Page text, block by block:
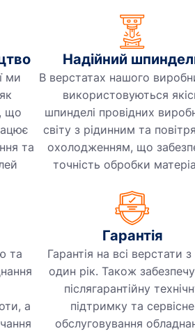
ми
що
та
Надійний
В верстатах нашого
використовуються
шпинделі провідних
світу з рідинним та
охолодженням, що
точність обробки
та
а
Гарантія
Гарантія на всі верстати
один рік. Також
післягарантійну
підтримку та сервісне
обслуговування